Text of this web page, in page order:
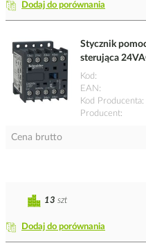
Dodaj do porównania
Stycznik
sterująca
Kod
EAN
Kod Producenta
Producent
Cena brutto
Dodaj do porównania
13 szt